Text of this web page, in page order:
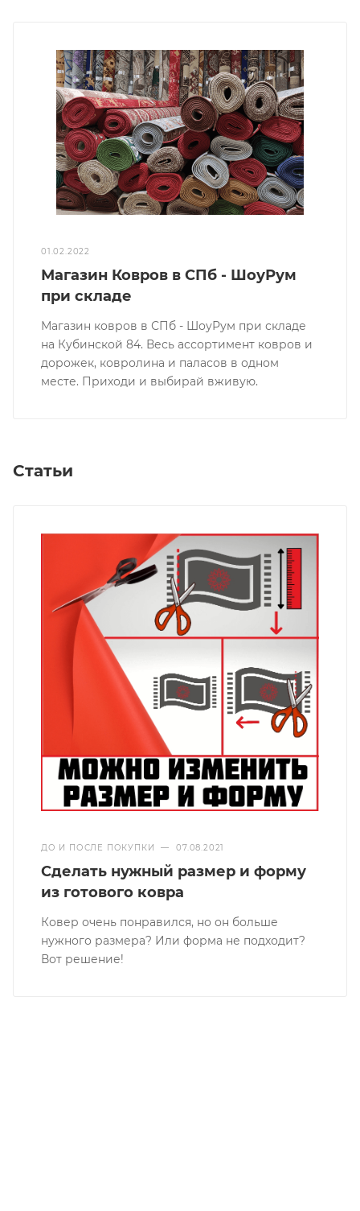
01.02.2022
Магазин Ковров в СПб - ШоуРум
при складе
Магазин ковров в СПб - ШоуРум при складе
на Кубинской 84. Весь ассортимент ковров и
дорожек, ковролина и паласов в одном
месте. Приходи и выбирай вживую.
Статьи
ДО И ПОСЛЕ ПОКУПКИ — 07.08.2021
Сделать нужный размер и форму
из готового ковра
Ковер очень понравился, но он больше
нужного размера? Или форма не подходит?
Вот решение!